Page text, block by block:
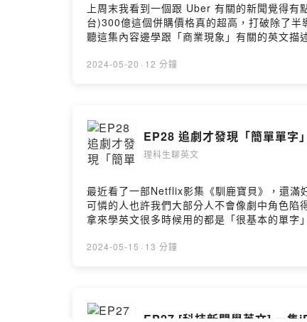
上周末我看到一個跟 Uber 有關的新聞覺得
台)300億這個併購價格真的超高，打破除了
聽這集內容邊學跟「商業現象」有關的英文
到你的信箱。訂閱連結：https://lihi2.cc/
https://pse.is/4jzs82momo https://pse.is/
https://open.firstory.me/user/
2024-05-20 · 12 分鐘
EP28 追劇才發現「簡單單字
理科生聊英文
最近看了一部Netflix影集《馴鹿寶貝》，還滿
可憐的人也許我們大部分人不會像劇中角色
拿來學英文很多時候用的都是「很基本的單
歡迎你免費訂閱我的七點半學英文電子報，我
你網路書店購書連結：誠品書店 https://
https://pse.is/4pvwxq(實體書店也可以買喔
2024-05-15 · 13 分鐘